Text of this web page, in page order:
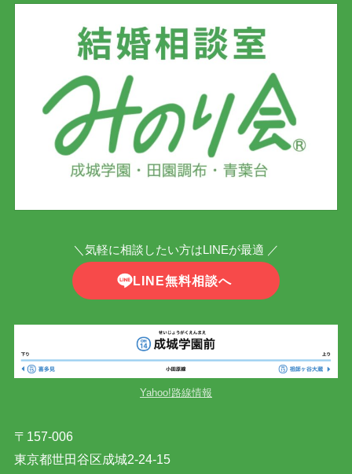
＼気軽に相談したい方はLINEが最適 ／
LINE無料相談へ
Yahoo!路線情報
〒157-006
東京都世田谷区成城2-24-15